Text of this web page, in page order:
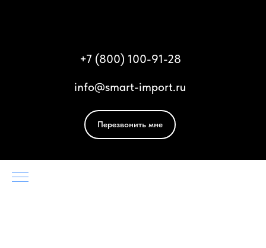
+7 (800) 100-91-28
info@smart-import.ru
Перезвонить мне